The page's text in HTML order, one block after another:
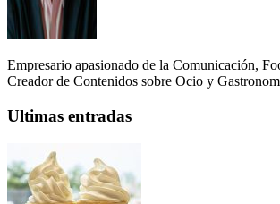
Empresario apasionado de la Comunicación,
Creador de Contenidos sobre Ocio y
Ultimas entradas